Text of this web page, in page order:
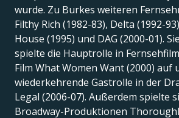
wurde. Zu Burkes weiteren
Filthy Rich (1982-83), Delta (1992-
House (1995) und DAG (2000-01).
spielte die Hauptrolle in
Film What Women Want (2000) auf
wiederkehrende Gastrolle in der
Legal (2006-07). Außerdem spielte
Broadway-Produktionen